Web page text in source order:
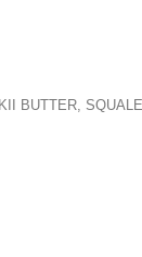
BUTTER,